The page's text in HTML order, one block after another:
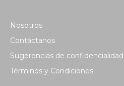
Nosotros
Contáctanos
Sugerencias de confidencialidad
Términos y Condiciones